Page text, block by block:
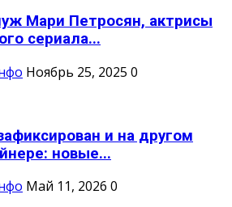
Мари Петросян, актрисы
сериала...
Ноябрь 25, 2025 0
и на другом
новые...
Май 11, 2026 0